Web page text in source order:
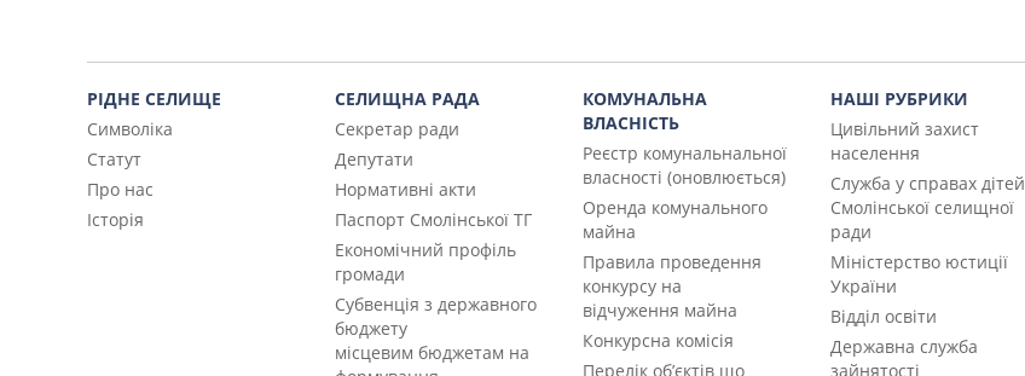
РІДНЕ СЕЛИЩЕ
Символіка
Статут
Про нас
Історія
СЕЛИЩНА РАДА
Секретар ради
Депутати
Нормативні акти
Паспорт Смолінської ТГ
Економічний профіль
громади
Субвенція з державного
бюджету
місцевим бюджетам на
КОМУНАЛЬНА
ВЛАСНІСТЬ
Реєстр комунальнальної
власності (оновлюється)
Оренда комунального
майна
Правила проведення
конкурсу на
відчуження майна
Конкурсна комісія
Перелік об’єктів що
НАШІ РУБРИКИ
Цивільний захист
населення
Служба у справах дітей
Смолінської селищної
ради
Міністерство юстиції
України
Відділ освіти
Державна служба
зайнятості